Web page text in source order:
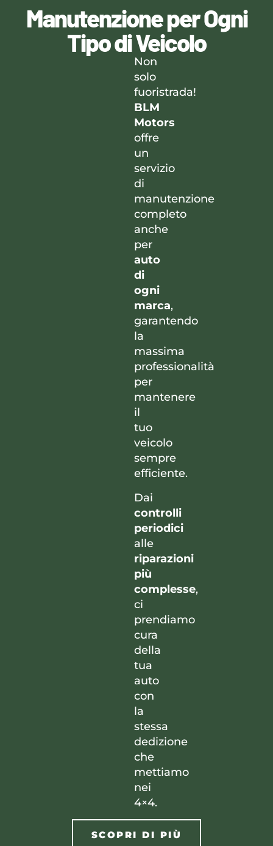
Manutenzione per Ogni
Tipo di Veicolo
Non
solo
fuoristrada!
BLM
Motors
offre
un
servizio
di
manutenzione
completo
anche
per
auto
di
ogni
marca,
garantendo
la
massima
professionalità
per
mantenere
il
tuo
veicolo
sempre
efficiente.
Dai
controlli
periodici
alle
riparazioni
più
complesse,
ci
prendiamo
cura
della
tua
auto
con
la
stessa
dedizione
che
mettiamo
nei
4×4.
SCOPRI DI PIÙ